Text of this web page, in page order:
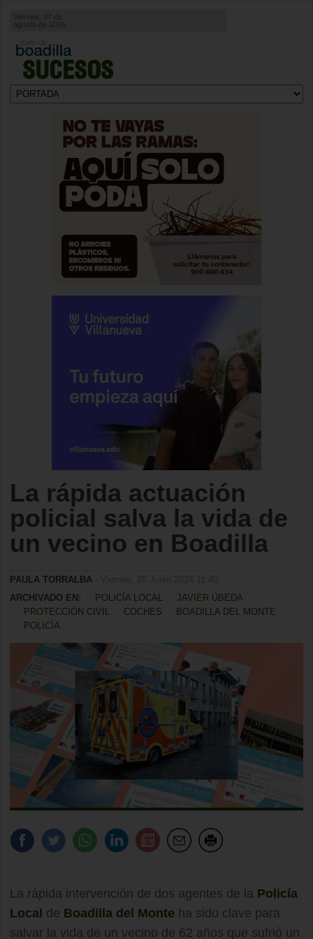
SUCESOS
agosto de 2026
La rápida actuación
policial salva la vida de
un vecino en Boadilla
PAULA TORRALBA
ARCHIVADO EN:
POLICÍA LOCAL
JAVIER ÚBEDA
PROTECCIÓN CIVIL
COCHES
BOADILLA DEL MONTE
POLICÍA
La rápida intervención de dos agentes de la Policía
Local de Boadilla del Monte ha sido clave para
salvar la vida de un vecino de 62 años que sufrió un